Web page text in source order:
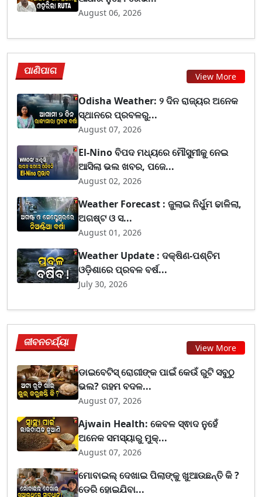
August 06, 2026
ପାଣିପାଗ View More
Odisha Weather: ୨ ଦିନ ରାଜ୍ୟର ଅନେକ
ସ୍ଥାନରେ ପ୍ରବଳରୁ...
August 07, 2026
El-Nino ବିପଦ ମଧ୍ୟରେ ମୌସୁମୀକୁ ନେଇ
ଆସିଲା ଭଲ ଖବର, ପଜେ...
August 02, 2026
Weather Forecast : ଜୁଲାଇ ନିର୍ଧୁମ ଢାଳିଲା,
ଅଗଷ୍ଟ ଓ ସ...
August 01, 2026
Weather Update : ଦକ୍ଷିଣ-ପଶ୍ଚିମ
ଓଡ଼ିଶାରେ ପ୍ରବଳ ବର୍ଷ...
July 30, 2026
ଜୀବନଚର୍ଯ୍ୟା View More
ଡାଇବେଟିସ୍ ରୋଗୀଙ୍କ ପାଇଁ କେଉଁ ରୁଟି ସବୁଠୁ
ଭଲ? ଗହମ ବଦଳ...
August 07, 2026
Ajwain Health: କେବଳ ସ୍ଵାଦ ନୁହେଁ
ଅନେକ ସମସ୍ୟାରୁ ମୁକ୍...
August 07, 2026
ମୋବାଇଲ୍ ଦେଖାଇ ପିଲାଙ୍କୁ ଖୁଆଉଛନ୍ତି କି ?
ଡେରି ହୋଇଯିବା...